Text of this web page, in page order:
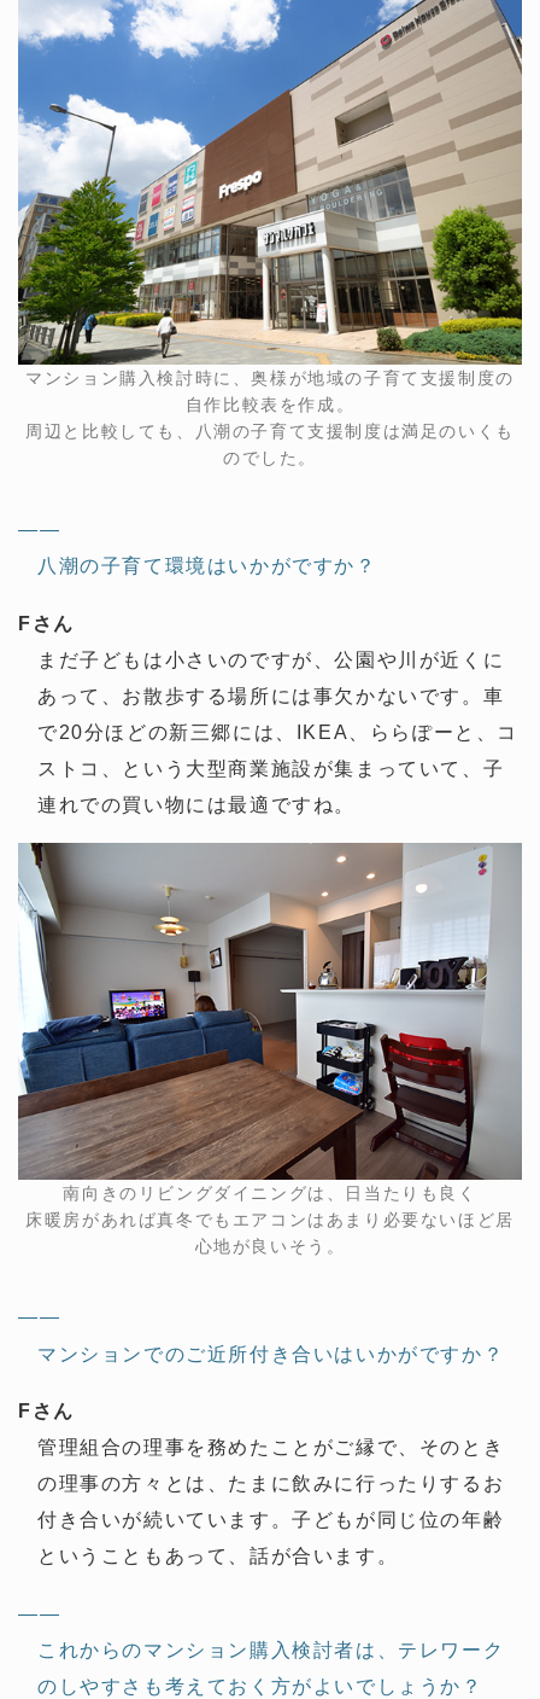
マンション購入検討時に、奥様が地域の子育て支援制度の
自作比較表を作成。
周辺と比較しても、八潮の子育て支援制度は満足のいくも
のでした。
——
八潮の子育て環境はいかがですか？
Fさん
まだ子どもは小さいのですが、公園や川が近くに
あって、お散歩する場所には事欠かないです。車
で20分ほどの新三郷には、IKEA、ららぽーと、コ
ストコ、という大型商業施設が集まっていて、子
連れでの買い物には最適ですね。
南向きのリビングダイニングは、日当たりも良く
床暖房があれば真冬でもエアコンはあまり必要ないほど居
心地が良いそう。
——
マンションでのご近所付き合いはいかがですか？
Fさん
管理組合の理事を務めたことがご縁で、そのとき
の理事の方々とは、たまに飲みに行ったりするお
付き合いが続いています。子どもが同じ位の年齢
ということもあって、話が合います。
——
これからのマンション購入検討者は、テレワーク
のしやすさも考えておく方がよいでしょうか？